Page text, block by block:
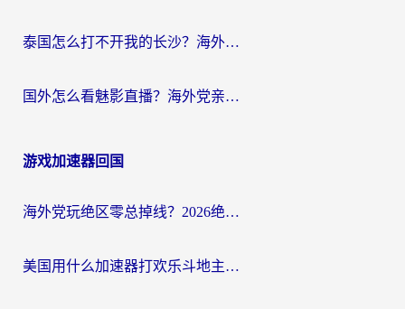
泰国怎么打不开我的长沙？海外党追剧看片的破局指南
国外怎么看魅影直播？海外党亲测有效的回国加速指南（附听歌、看央视VIP技巧）
游戏加速器回国
海外党玩绝区零总掉线？2026绝区零加速器推荐+跨平台国服游戏加速攻略
美国用什么加速器打欢乐斗地主？海外党亲测有效的国服游戏加速指南